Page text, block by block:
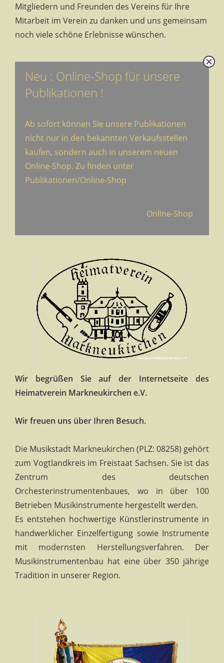
Mitgliedern und Freunden des Vereins für Ihre
Mitarbeit im Verein zu danken und uns gemeinsam
noch viele schöne Erlebnisse wünschen.
Neu : Online-Shop für unsere
Publikationen !
Ab sofort können Sie unsere Publikationen
nicht nur in den bekannten Verkaufsstellen
kaufen, sondern auch in unserem neuen
Online-Shop. Zu finden unter
Publikationen/Online-Shop
Online-Shop
Wir begrüßen Sie auf der Internetseite des
Heimatverein Markneukirchen e.V.
Wir freuen uns über Ihren Besuch.
Die Musikstadt Markneukirchen (PLZ: 08258) gehört
zum Vogtlandkreis im Freistaat Sachsen. Sie ist das
Zentrum des deutschen
Orchesterinstrumentenbaues, wo in über 100
Betrieben Musikinstrumente hergestellt werden.
Es entstehen hochwertige Künstlerinstrumente in
handwerklicher Einzelfertigung sowie Instrumente
mit modernsten Herstellungsverfahren. Der
Musikinstrumentenbau hat eine über 350 jährige
Tradition in unserer Region.